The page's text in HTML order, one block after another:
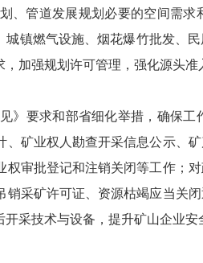
、管道发展规划必要的空间需
镇燃气设施、烟花爆竹批发、
加强规划许可管理，强化源头准
要求和部省细化举措，确保工
矿业权人勘查开采信息公示、
审批登记和注销关闭等工作；
采矿许可证、资源枯竭应当关
采技术与设备，提升矿山企业安